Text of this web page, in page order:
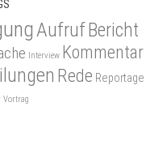
AufrufBericht
Interview Kommentar
Rede Reportage
Vortrag